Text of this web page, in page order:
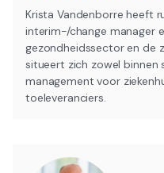
Krista Vandenborre heeft
interim-/change manager
gezondheidssector en de
situeert zich zowel binnen
management voor
toeleveranciers.